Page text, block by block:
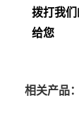
拨打我
给您
相关产品：